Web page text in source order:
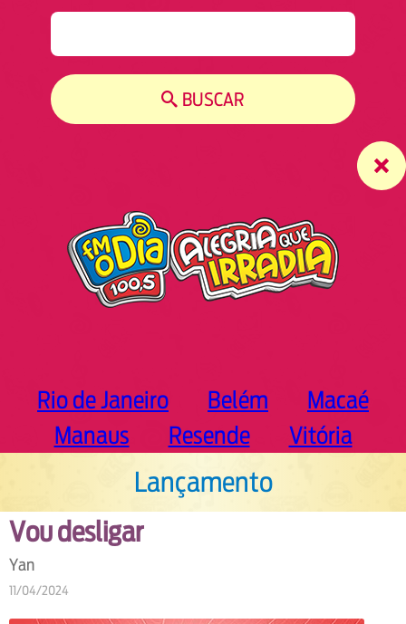
BUSCAR
Rio de Janeiro Belém
Macaé
Manaus
Resende Vitória
Lançamento
Vou desligar
Yan
11/04/2024